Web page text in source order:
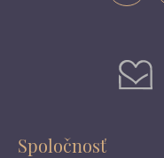
Spoločnosť